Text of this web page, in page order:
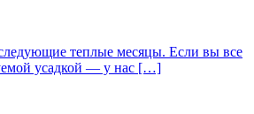
теплые месяцы. Если вы все
усадкой — у нас […]